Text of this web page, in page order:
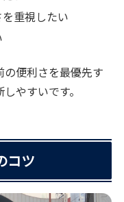
重視したい
便利さを最優先す
やすいです。
コツ